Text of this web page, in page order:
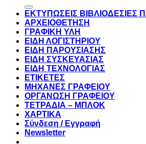
για:
ΕΚΤΥΠΩΣΕΙΣ ΒΙΒΛΙΟΔΕΣΙΕΣ
ΑΡΧΕΙΟΘΕΤΗΣΗ
ΓΡΑΦΙΚΗ ΥΛΗ
ΕΙΔΗ ΛΟΓΙΣΤΗΡΙΟΥ
ΕΙΔΗ ΠΑΡΟΥΣΙΑΣΗΣ
ΕΙΔΗ ΣΥΣΚΕΥΑΣΙΑΣ
ΕΙΔΗ ΤΕΧΝΟΛΟΓΙΑΣ
ΕΤΙΚΕΤΕΣ
ΜΗΧΑΝΕΣ ΓΡΑΦΕΙΟΥ
ΟΡΓΑΝΩΣΗ ΓΡΑΦΕΙΟΥ
ΤΕΤΡΑΔΙΑ – ΜΠΛΟΚ
ΧΑΡΤΙΚΑ
Σύνδεση / Εγγραφή
Newsletter